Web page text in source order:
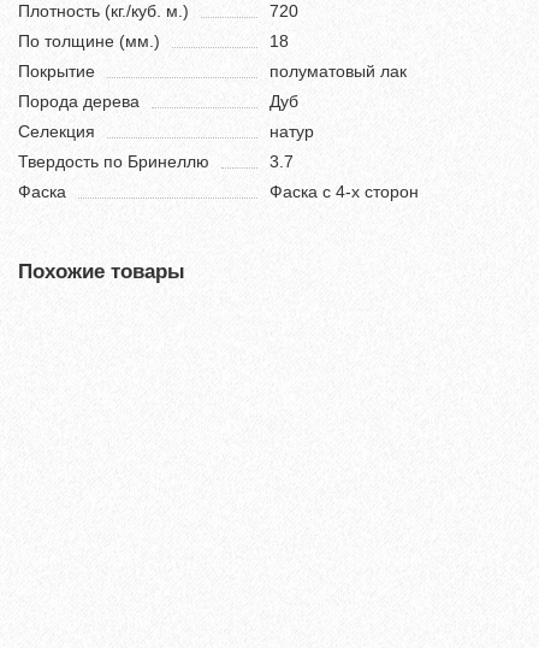
Плотность (кг./куб. м.)
720
По толщине (мм.)
18
Покрытие
полуматовый лак
Порода дерева
Дуб
Селекция
натур
Твердость по Бринеллю
3.7
Фаска
Фаска с 4-х сторон
Похожие товары